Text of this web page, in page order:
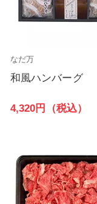
なだ万
和風ハンバーグ
4,320円（税込）